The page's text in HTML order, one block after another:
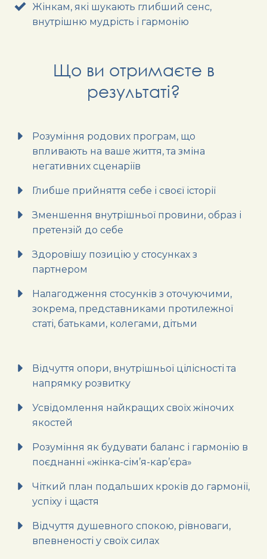
Жінкам, які шукають глибший сенс,
внутрішню мудрість і гармонію
Що ви отримаєте в
результаті?
Розуміння родових програм, що
впливають на ваше життя, та зміна
негативних сценаріїв
Глибше прийняття себе і своєї історії
Зменшення внутрішньої провини, образ і
претензій до себе
Здоровішу позицію у стосунках з
партнером
Налагодження стосунків з оточуючими,
зокрема, представниками протилежної
статі, батьками, колегами, дітьми
Відчуття опори, внутрішньої цілісності та
напрямку розвитку
Усвідомлення найкращих своїх жіночих
якостей
Розуміння як будувати баланс і гармонію в
поєднанні «жінка-сім’я-кар’єра»
Чіткий план подальших кроків до гармонії,
успіху і щастя
Відчуття душевного спокою, рівноваги,
впевненості у своїх силах